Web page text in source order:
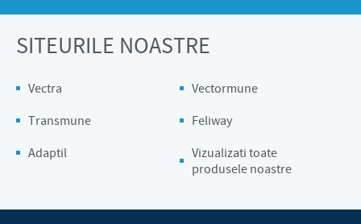
SITEURILE NOASTRE
Vectra
Vectormune
Transmune
Feliway
Adaptil
Vizualizati toate
produsele noastre